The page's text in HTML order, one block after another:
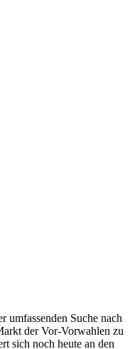
umfassenden Suche nach
der Vor-Vorwahlen zu
sich noch heute an den